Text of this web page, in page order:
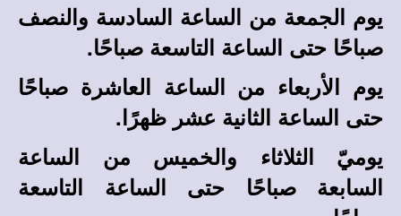
يوم الجمعة من الساعة السادسة والنصف
صباحًا حتى الساعة التاسعة صباحًا.
يوم الأربعاء من الساعة العاشرة صباحًا
حتى الساعة الثانية عشر ظهرًا.
يوميّ الثلاثاء والخميس من الساعة
السابعة صباحًا حتى الساعة التاسعة